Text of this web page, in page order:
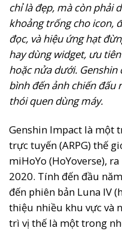
chỉ là đẹp, mà còn phải
khoảng trống cho icon,
đọc, và hiệu ứng hạt
hay dùng widget, ưu
hoặc nửa dưới. Genshin
bình đến ảnh chiến đấu
thói quen dùng máy.
Genshin Impact là một
trực tuyến (ARPG) thế
miHoYo (HoYoverse),
2020. Tính đến đầu
đến phiên bản Luna IV
thiệu nhiều khu vực và
trì vị thế là một trong